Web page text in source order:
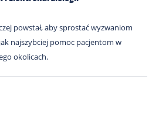
powstał, aby sprostać wyzwaniom
najszybciej pomoc pacjentom w
okolicach.